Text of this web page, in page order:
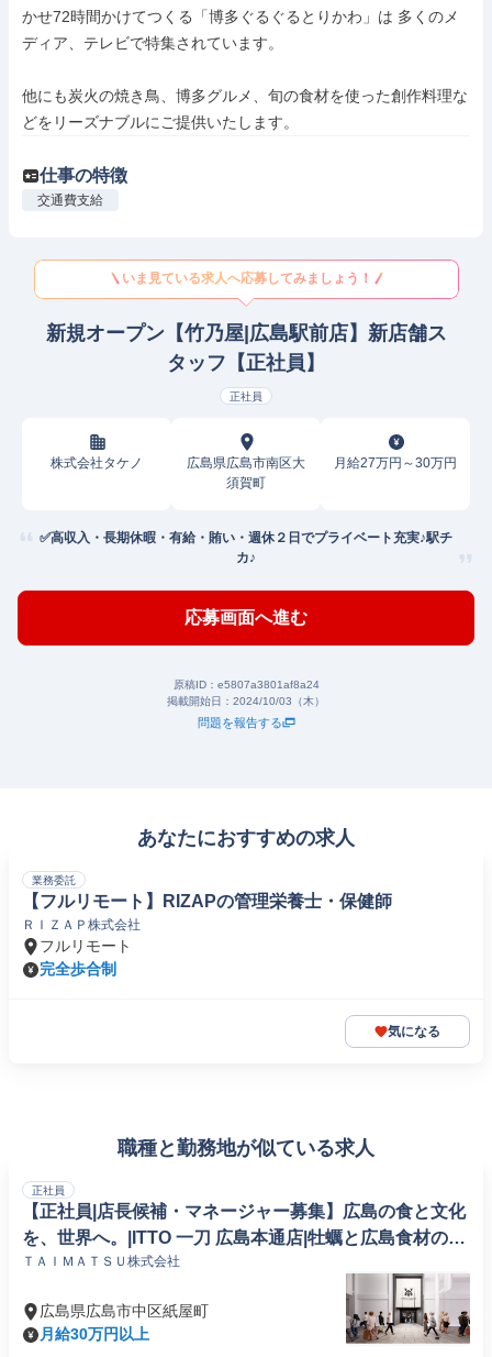
かせ72時間かけてつくる「博多ぐるぐるとりかわ」は 多くのメ
ディア、テレビで特集されています。
他にも炭火の焼き鳥、博多グルメ、旬の食材を使った創作料理な
どをリーズナブルにご提供いたします。
仕事の特徴
交通費支給
いま見ている求人へ応募してみましょう！
新規オープン【竹乃屋|広島駅前店】新店舗ス
タッフ【正社員】
正社員
株式会社タケノ
広島県広島市南区大
須賀町
月給27万円～30万円
✅高収入・長期休暇・有給・賄い・週休２日でプライベート充実♪駅チ
カ♪
応募画面へ進む
原稿ID： e5807a3801af8a24
掲載開始日： 2024/10/03（木）
問題を報告する
あなたにおすすめの求人
業務委託
【フルリモート】RIZAPの管理栄養士・保健師
ＲＩＺＡＰ株式会社
フルリモート
完全歩合制
気になる
職種と勤務地が似ている求人
正社員
【正社員|店長候補・マネージャー募集】広島の食と文化
を、世界へ。|ITTO 一刀 広島本通店|牡蠣と広島食材のダ
イバシティレストラン|オープニングスタッフ募集
ＴＡＩＭＡＴＳＵ株式会社
広島県広島市中区紙屋町
月給30万円以上